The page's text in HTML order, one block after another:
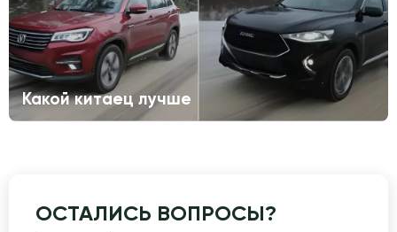
Какой китаец лучше
ОСТАЛИСЬ ВОПРОСЫ?